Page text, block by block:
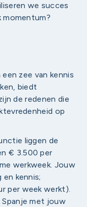
we succes
momentum?
zee van kennis
biedt
de redenen die
op
liggen de
€ 3.500 per
werkweek. Jouw
en kennis;
per week werkt).
Spanje met jouw